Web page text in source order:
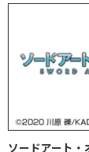
ソードアート